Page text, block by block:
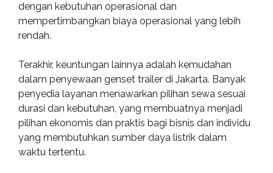
dengan kebutuhan operasional dan
mempertimbangkan biaya operasional yang lebih
rendah.
Terakhir, keuntungan lainnya adalah kemudahan
dalam penyewaan genset trailer di Jakarta. Banyak
penyedia layanan menawarkan pilihan sewa sesuai
durasi dan kebutuhan, yang membuatnya menjadi
pilihan ekonomis dan praktis bagi bisnis dan individu
yang membutuhkan sumber daya listrik dalam
waktu tertentu.